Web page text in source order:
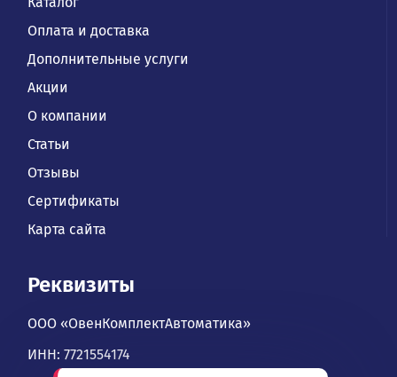
Оплата и доставка
Дополнительные услуги
Акции
О компании
Статьи
Отзывы
Сертификаты
Карта сайта
Реквизиты
ООО «ОвенКомплектАвтоматика»
ИНН: 7721554174